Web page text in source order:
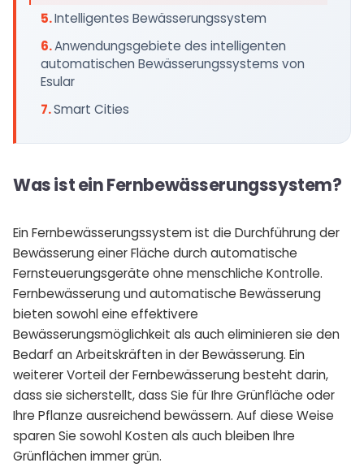
Intelligentes Bewässerungssystem
Anwendungsgebiete des intelligenten
automatischen Bewässerungssystems von
Esular
Smart Cities
Was ist ein Fernbewässerungssystem?
Ein Fernbewässerungssystem ist die Durchführung der
Bewässerung einer Fläche durch automatische
Fernsteuerungsgeräte ohne menschliche Kontrolle.
Fernbewässerung und automatische Bewässerung
bieten sowohl eine effektivere
Bewässerungsmöglichkeit als auch eliminieren sie den
Bedarf an Arbeitskräften in der Bewässerung. Ein
weiterer Vorteil der Fernbewässerung besteht darin,
dass sie sicherstellt, dass Sie für Ihre Grünfläche oder
Ihre Pflanze ausreichend bewässern. Auf diese Weise
sparen Sie sowohl Kosten als auch bleiben Ihre
Grünflächen immer grün.